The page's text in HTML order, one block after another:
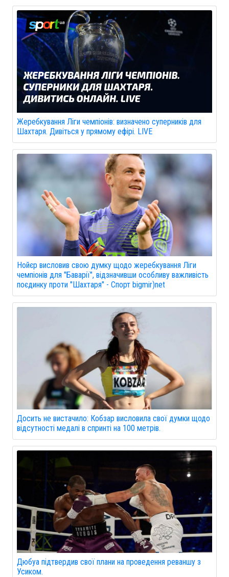
Жеребкування Ліги чемпіонів: визначено суперників для
Шахтаря. Дивіться у прямому ефірі. LIVE
Нойєр висловив свою думку щодо жеребкування Ліги
чемпіонів для "Баварії", відзначивши особливу важливість
поєдинку проти "Шахтаря" - Спорт bigmir)net
Досить не вистачило: Кобзар висловила свої думки щодо
відсутності медалі в спринті на 100 метрів.
Дюбуа підтвердив свої плани на проведення реваншу з
Усиком.